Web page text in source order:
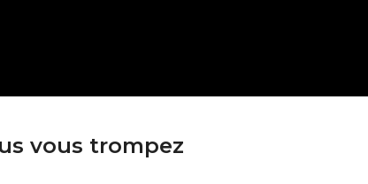
vous trompez